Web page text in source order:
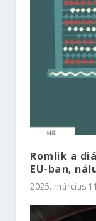
Romlik a
EU-ban,
2025. március